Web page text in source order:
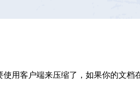
使用客户端来压缩了，如果你的文档